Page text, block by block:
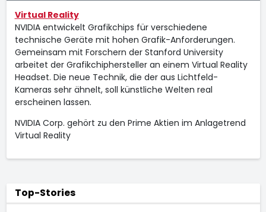
Virtual Reality
NVIDIA entwickelt Grafikchips für verschiedene
technische Geräte mit hohen Grafik-Anforderungen.
Gemeinsam mit Forschern der Stanford University
arbeitet der Grafikchiphersteller an einem Virtual Reality
Headset. Die neue Technik, die der aus Lichtfeld-
Kameras sehr ähnelt, soll künstliche Welten real
erscheinen lassen.
NVIDIA Corp. gehört zu den Prime Aktien im Anlagetrend
Virtual Reality
Top-Stories